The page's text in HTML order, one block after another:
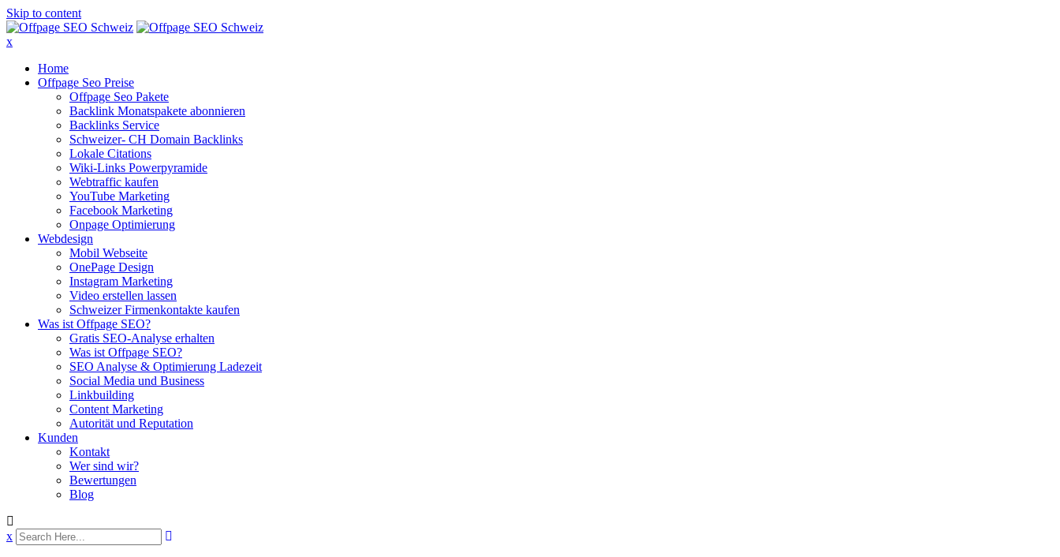
Skip to content
x
Home
Offpage Seo Preise
Offpage Seo Pakete
Backlink Monatspakete abonnieren
Backlinks Service
Schweizer- CH Domain Backlinks
Lokale Citations
Wiki-Links Powerpyramide
Webtraffic kaufen
YouTube Marketing
Facebook Marketing
Onpage Optimierung
Webdesign
Mobil Webseite
OnePage Design
Instagram Marketing
Video erstellen lassen
Schweizer Firmenkontakte kaufen
Was ist Offpage SEO?
Gratis SEO-Analyse erhalten
Was ist Offpage SEO?
SEO Analyse & Optimierung Ladezeit
Social Media und Business
Linkbuilding
Content Marketing
Autorität und Reputation
Kunden
Kontakt
Wer sind wir?
Bewertungen
Blog
x